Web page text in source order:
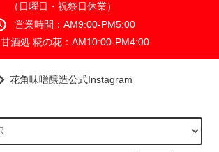
（日曜日・祝祭日休業）
営業時間：AM9:00-PM5:00
甘酒処 糀の花：AM10:00-PM4:00
花角味噌醸造公式Instagram